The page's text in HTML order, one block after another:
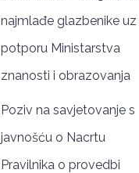
najmlađe glazbenike uz
potporu Ministarstva
znanosti i obrazovanja
Poziv na savjetovanje s
javnošću o Nacrtu
Pravilnika o provedbi